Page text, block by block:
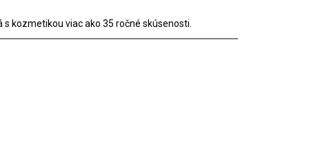
kozmetikou viac ako 35 ročné skúsenosti.